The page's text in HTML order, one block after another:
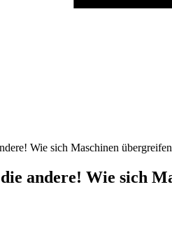
Wie sich Maschinen
andere! Wie sich